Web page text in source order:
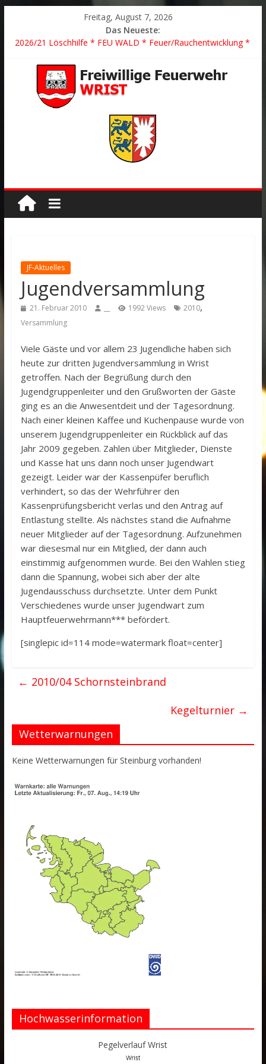
Freitag, August 7, 2026
Das Neueste:
2026/21 Löschhilfe * FEU WALD * Feuer/Rauchentwicklung *
2026/24 * TH G Y * PKW überschlagen *
2026/23 TH K Y * Person in festsitzendem Aufzug *
2026/22 TH Y * VU * 1 Person klemmt * Hingstheide
Der schönste Einsatz des Jahres 2026
JF-Aktuelles
Jugendversammlung
21. Februar 2010 1992 Views 2010,
Versammlung
Viele Gäste und vor allem 23 Jugendliche haben sich
heute zur dritten Jugendversammlung in Wrist
getroffen. Nach der Begrüßung durch den
Jugendgruppenleiter und den Grußworten der Gäste
ging es an die Anwesentdeit und der Tagesordnung.
Nach einer kleinen Kaffee und Kuchenpause wurde von
unserem Jugendgruppenleiter ein Rückblick auf das
Jahr 2009 gegeben. Zahlen über Mitglieder, Dienste
und Kasse hat uns dann noch unser Jugendwart
gezeigt. Leider war der Kassenpüfer beruflich
verhindert, so das der Wehrführer den
Kassenprüfungsbericht verlas und den Antrag auf
Entlastung stellte. Als nächstes stand die Aufnahme
neuer Mitglieder auf der Tagesordnung. Aufzunehmen
war diesesmal nur ein Mitglied, der dann auch
einstimmig aufgenommen wurde. Bei den Wahlen stieg
dann die Spannung, wobei sich aber der alte
Jugendausschuss durchsetzte. Unter dem Punkt
Verschiedenes wurde unser Jugendwart zum
Hauptfeuerwehrmann*** befördert.
[singlepic id=114 mode=watermark float=center]
← 2010/04 Schornsteinbrand
Kegelturnier →
Wetterwarnungen
Keine Wetterwarnungen für Steinburg vorhanden!
Hochwasserinformation
Pegelverlauf Wrist